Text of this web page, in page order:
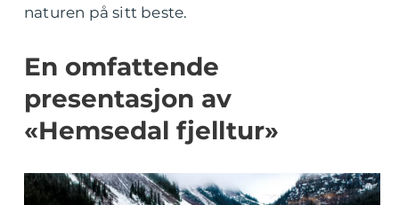
naturen på sitt beste.
En omfattende
presentasjon av
«Hemsedal fjelltur»